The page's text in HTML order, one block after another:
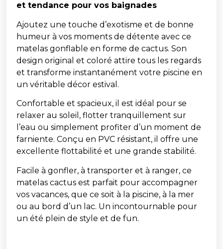
et tendance pour vos baignades
Ajoutez une touche d’exotisme et de bonne
humeur à vos moments de détente avec ce
matelas gonflable en forme de cactus. Son
design original et coloré attire tous les regards
et transforme instantanément votre piscine en
un véritable décor estival.
Confortable et spacieux, il est idéal pour se
relaxer au soleil, flotter tranquillement sur
l’eau ou simplement profiter d’un moment de
farniente. Conçu en PVC résistant, il offre une
excellente flottabilité et une grande stabilité.
Facile à gonfler, à transporter et à ranger, ce
matelas cactus est parfait pour accompagner
vos vacances, que ce soit à la piscine, à la mer
ou au bord d’un lac. Un incontournable pour
un été plein de style et de fun.